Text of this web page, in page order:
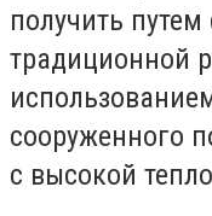
получить
традиционной
сооруженного
с высокой